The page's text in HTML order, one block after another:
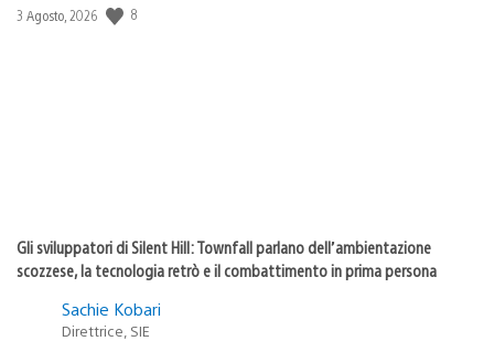
Data
3 Agosto, 2026 8
Gli sviluppatori di Silent Hill: Townfall parlano dell’ambientazione
scozzese, la tecnologia retrò e il combattimento in prima persona
Sachie Kobari
Direttrice, SIE